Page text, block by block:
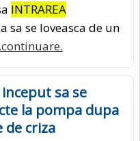
INTRAREA
sa se loveasca de un
sa se
la pompa dupa
de criza